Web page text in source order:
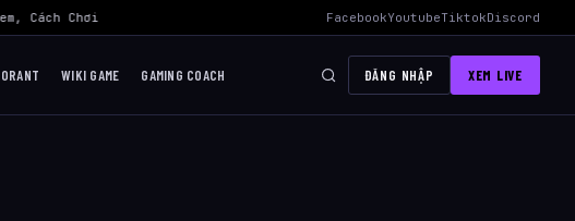
Cách Chơi Mid Hiệu Quả Nhất AWC 2026 Liên Quân Mobile – Lịch Thi Đấu,
FacebookYoutubeTiktokDiscord
WIKI GAME GAMING COACH ĐĂNG NHẬP XEM LIVE